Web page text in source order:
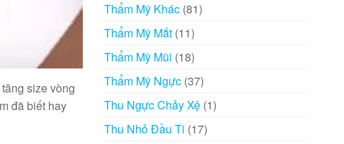
size vòng
đã biết hay
Thẩm Mỹ Khác(81)
Thẩm Mỹ Mắt(11)
Thẩm Mỹ Mũi (18)
Thẩm Mỹ Ngực(37)
Thu Ngực Chảy Xệ(1)
Thu Nhỏ Đầu Ti (17)